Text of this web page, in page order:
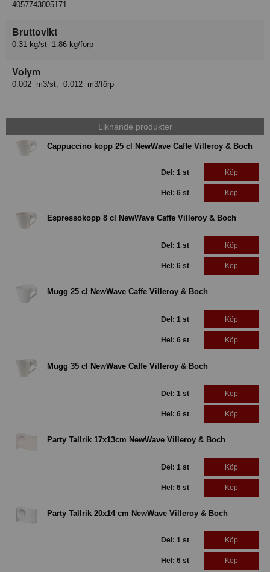
4057743005171
Bruttovikt
0.31 kg/st 1.86 kg/förp
Volym
0.002 m3/st, 0.012 m3/förp
Liknande produkter
Cappuccino kopp 25 cl NewWave Caffe Villeroy & Boch
Del: 1 st Köp
Hel: 6 st Köp
Espressokopp 8 cl NewWave Caffe Villeroy & Boch
Del: 1 st Köp
Hel: 6 st Köp
Mugg 25 cl NewWave Caffe Villeroy & Boch
Del: 1 st Köp
Hel: 6 st Köp
Mugg 35 cl NewWave Caffe Villeroy & Boch
Del: 1 st Köp
Hel: 6 st Köp
Party Tallrik 17x13cm NewWave Villeroy & Boch
Del: 1 st Köp
Hel: 6 st Köp
Party Tallrik 20x14 cm NewWave Villeroy & Boch
Del: 1 st Köp
Hel: 6 st Köp